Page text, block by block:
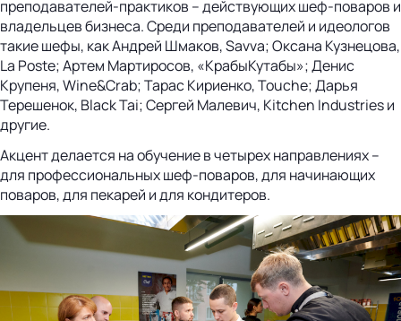
преподавателей-практиков – действующих шеф-поваров и
владельцев бизнеса. Среди преподавателей и идеологов
такие шефы, как Андрей Шмаков, Savva; Оксана Кузнецова,
La Poste; Артем Мартиросов, «КрабыКутабы»; Денис
Крупеня, Wine&Crab; Тарас Кириенко, Touche; Дарья
Терешенок, Black Tai; Сергей Малевич, Kitchen Industries и
другие.
Акцент делается на обучение в четырех направлениях –
для профессиональных шеф-поваров, для начинающих
поваров, для пекарей и для кондитеров.